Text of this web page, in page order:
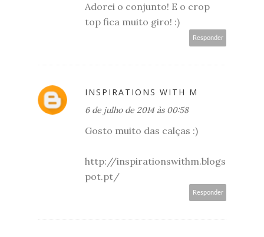
Adorei o conjunto! E o crop
top fica muito giro! :)
Responder
INSPIRATIONS WITH M
6 de julho de 2014 às 00:58
Gosto muito das calças :)
http://inspirationswithm.blogs
pot.pt/
Responder